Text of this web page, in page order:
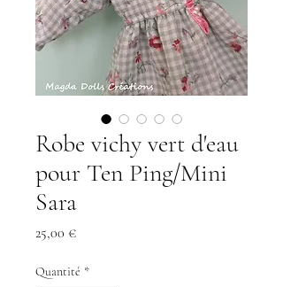
Robe vichy vert d'eau
pour Ten Ping/Mini
Sara
25,00 €Prix
Quantité *